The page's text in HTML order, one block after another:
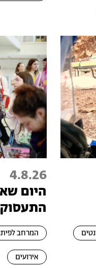
4.8.26
היום
המרחב
אירועים